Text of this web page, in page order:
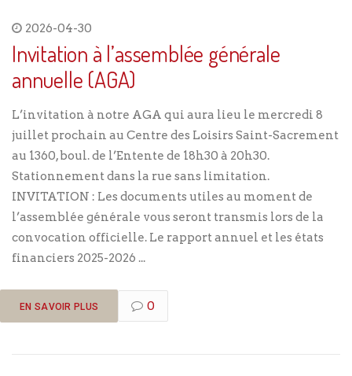
2026-04-30
Invitation à l’assemblée générale
annuelle (AGA)
L’invitation à notre AGA qui aura lieu le mercredi 8
juillet prochain au Centre des Loisirs Saint-Sacrement
au 1360, boul. de l’Entente de 18h30 à 20h30.
Stationnement dans la rue sans limitation.
INVITATION : Les documents utiles au moment de
l’assemblée générale vous seront transmis lors de la
convocation officielle. Le rapport annuel et les états
financiers 2025-2026 ...
EN SAVOIR PLUS 0